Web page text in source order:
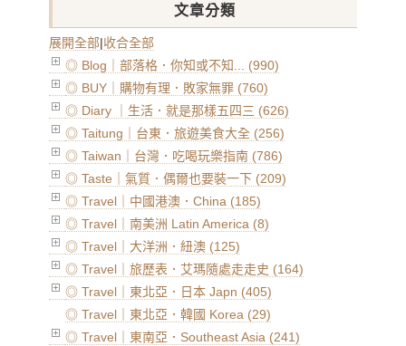
文章分類
展開全部|收合全部
◎ Blog｜部落格．你知或不知... (990)
◎ BUY｜購物有理．敗家無罪 (760)
◎ Diary ｜生活．就是那樣五四三 (626)
◎ Taitung｜台東．旅遊美食大全 (256)
◎ Taiwan｜台灣．吃喝玩樂指南 (786)
◎ Taste｜氣質．偶爾也要裝一下 (209)
◎ Travel｜中國港澳．China (185)
◎ Travel｜南美洲 Latin America (8)
◎ Travel｜大洋洲．紐澳 (125)
◎ Travel｜旅歷表．艾瑪隨處走走史 (164)
◎ Travel｜東北亞．日本 Japn (405)
◎ Travel｜東北亞．韓國 Korea (29)
◎ Travel｜東南亞．Southeast Asia (241)